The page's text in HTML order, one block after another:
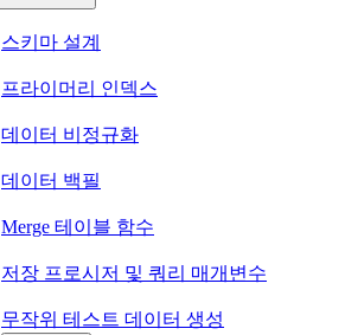
스키마 설계
프라이머리 인덱스
데이터 비정규화
데이터 백필
Merge 테이블 함수
저장 프로시저 및 쿼리 매개변수
무작위 테스트 데이터 생성